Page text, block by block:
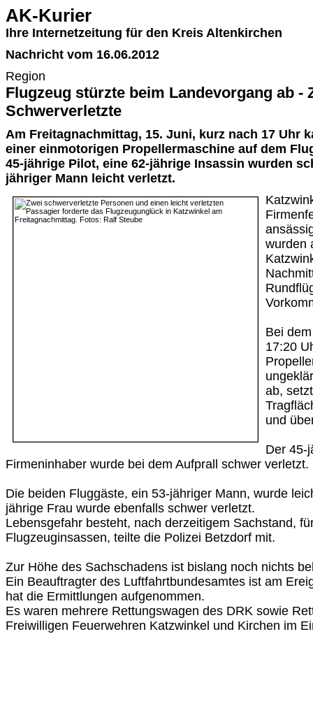
AK-Kurier
Ihre Internetzeitung für den Kreis Altenkirchen
Nachricht vom 16.06.2012
Region
Flugzeug stürzte beim Landevorgang ab -
Schwerverletzte
Am Freitagnachmittag, 15. Juni, kurz nach 17 Uhr
einer einmotorigen Propellermaschine auf dem
45-jährige Pilot, eine 62-jährige Insassin wurden
jähriger Mann leicht verletzt.
wurden
Bei
17:20
ab,
und
Der 45-
Firmeninhaber wurde bei dem Aufprall schwer verletzt.
Die beiden Fluggäste, ein 53-jähriger Mann, wurde
jährige Frau wurde ebenfalls schwer verletzt.
Lebensgefahr besteht, nach derzeitigem Sachstand,
Flugzeuginsassen, teilte die Polizei Betzdorf mit.
Zur Höhe des Sachschadens ist bislang noch nichts
Ein Beauftragter des Luftfahrtbundesamtes ist am
hat die Ermittlungen aufgenommen.
Es waren mehrere Rettungswagen des DRK sowie
Freiwilligen Feuerwehren Katzwinkel und Kirchen im